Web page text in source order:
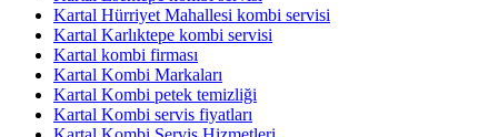
Kartal Hürriyet Mahallesi kombi servisi
Kartal Karlıktepe kombi servisi
Kartal kombi firması
Kartal Kombi Markaları
Kartal Kombi petek temizliği
Kartal Kombi servis fiyatları